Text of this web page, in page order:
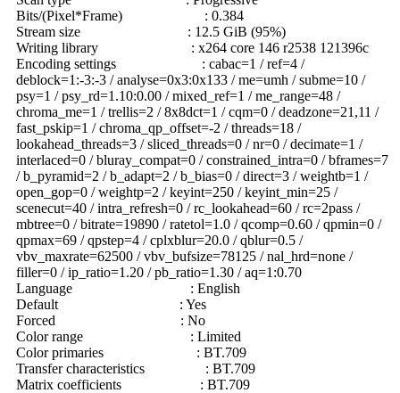
Bits/(Pixel*Frame) : 0.384
Stream size : 12.5 GiB (95%)
Writing library : x264 core 146 r2538 121396c
Encoding settings : cabac=1 / ref=4 /
deblock=1:-3:-3 / analyse=0x3:0x133 / me=umh / subme=10 /
psy=1 / psy_rd=1.10:0.00 / mixed_ref=1 / me_range=48 /
chroma_me=1 / trellis=2 / 8x8dct=1 / cqm=0 / deadzone=21,11 /
fast_pskip=1 / chroma_qp_offset=-2 / threads=18 /
lookahead_threads=3 / sliced_threads=0 / nr=0 / decimate=1 /
interlaced=0 / bluray_compat=0 / constrained_intra=0 / bframes=7
/ b_pyramid=2 / b_adapt=2 / b_bias=0 / direct=3 / weightb=1 /
open_gop=0 / weightp=2 / keyint=250 / keyint_min=25 /
scenecut=40 / intra_refresh=0 / rc_lookahead=60 / rc=2pass /
mbtree=0 / bitrate=19890 / ratetol=1.0 / qcomp=0.60 / qpmin=0 /
qpmax=69 / qpstep=4 / cplxblur=20.0 / qblur=0.5 /
vbv_maxrate=62500 / vbv_bufsize=78125 / nal_hrd=none /
filler=0 / ip_ratio=1.20 / pb_ratio=1.30 / aq=1:0.70
Language : English
Default : Yes
Forced : No
Color range : Limited
Color primaries : BT.709
Transfer characteristics : BT.709
Matrix coefficients : BT.709